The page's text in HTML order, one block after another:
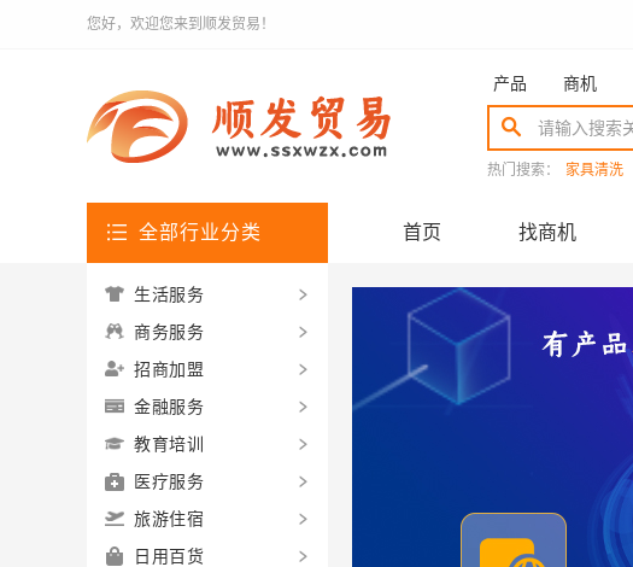
您好，欢迎您来到顺发贸易！
产品 商机
热门搜索： 家具清洗
全部行业分类 首页 找商机
生活服务
商务服务
招商加盟
金融服务
教育培训
医疗服务
旅游住宿
日用百货